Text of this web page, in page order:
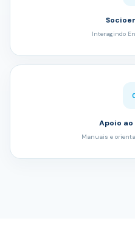
Interagindo
Apoio
Manuais e